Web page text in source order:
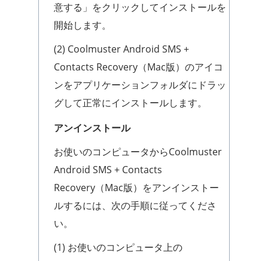
意する」をクリックしてインストールを
開始します。
(2) Coolmuster Android SMS +
Contacts Recovery（Mac版）のアイコ
ンをアプリケーションフォルダにドラッ
グして正常にインストールします。
アンインストール
お使いのコンピュータからCoolmuster
Android SMS + Contacts
Recovery（Mac版）をアンインストー
ルするには、次の手順に従ってくださ
い。
(1) お使いのコンピュータ上の